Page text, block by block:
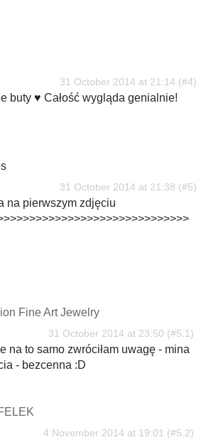
31 October 2014 at 21:14
buty ♥ Całość wygląda genialnie!
31 October 2014 at 21:38
na pierwszym zdjęciu
Fine Art Jewelry
31 October 2014 at 23:50
na to samo zwróciłam uwagę - mina
- bezcenna :D
4 November 2014 at 19:01